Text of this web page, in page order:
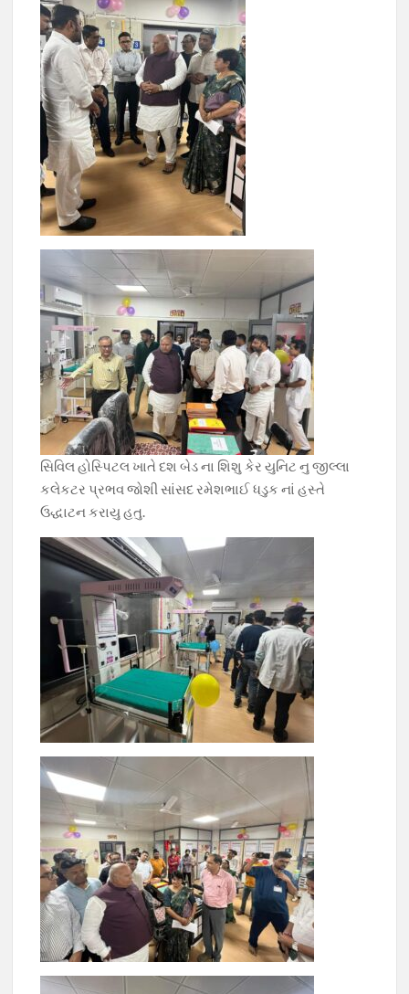
સિવિલ હોસ્પિટલ ખાતે દશ બેડ ના શિશુ કેર યુનિટ નુ જીલ્લા
કલેકટર પ્રભવ જોશી સાંસદ રમેશભાઈ ધડુક નાં હસ્તે
ઉદ્ધાટન કરાયુ હતુ.